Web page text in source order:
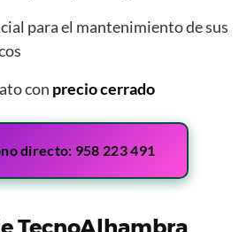
para el mantenimiento de sus
con precio cerrado
directo: 958 223 491